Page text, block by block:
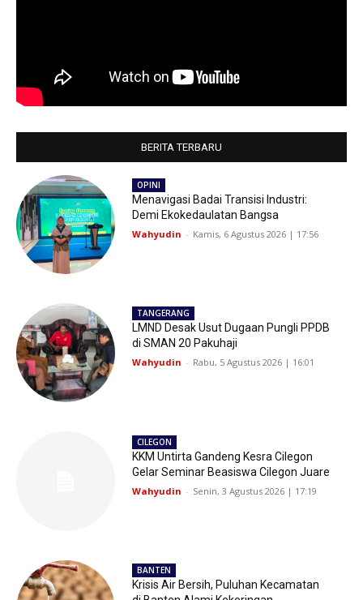
BERITA TERBARU
OPINI
Menavigasi Badai Transisi Industri:
Demi Ekokedaulatan Bangsa
Wahyudin - Kamis, 6 Agustus 2026 | 17:56
TANGERANG
LMND Desak Usut Dugaan Pungli PPDB
di SMAN 20 Pakuhaji
Wahyudin - Rabu, 5 Agustus 2026 | 16:01
CILEGON
KKM Untirta Gandeng Kesra Cilegon
Gelar Seminar Beasiswa Cilegon Juare
Wahyudin - Senin, 3 Agustus 2026 | 17:19
BANTEN
Krisis Air Bersih, Puluhan Kecamatan